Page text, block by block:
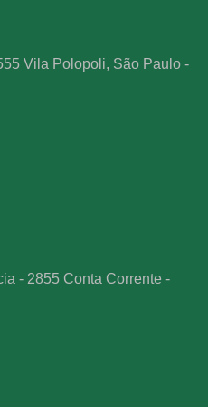
Vila Polopoli, São Paulo -
- 2855 Conta Corrente -